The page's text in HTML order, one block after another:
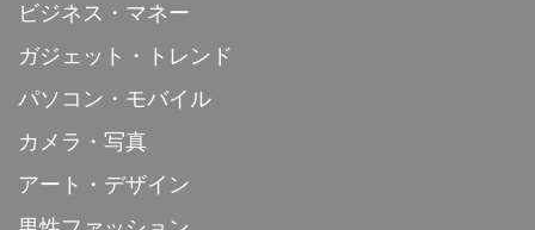
ビジネス・マネー
ガジェット・トレンド
パソコン・モバイル
カメラ・写真
アート・デザイン